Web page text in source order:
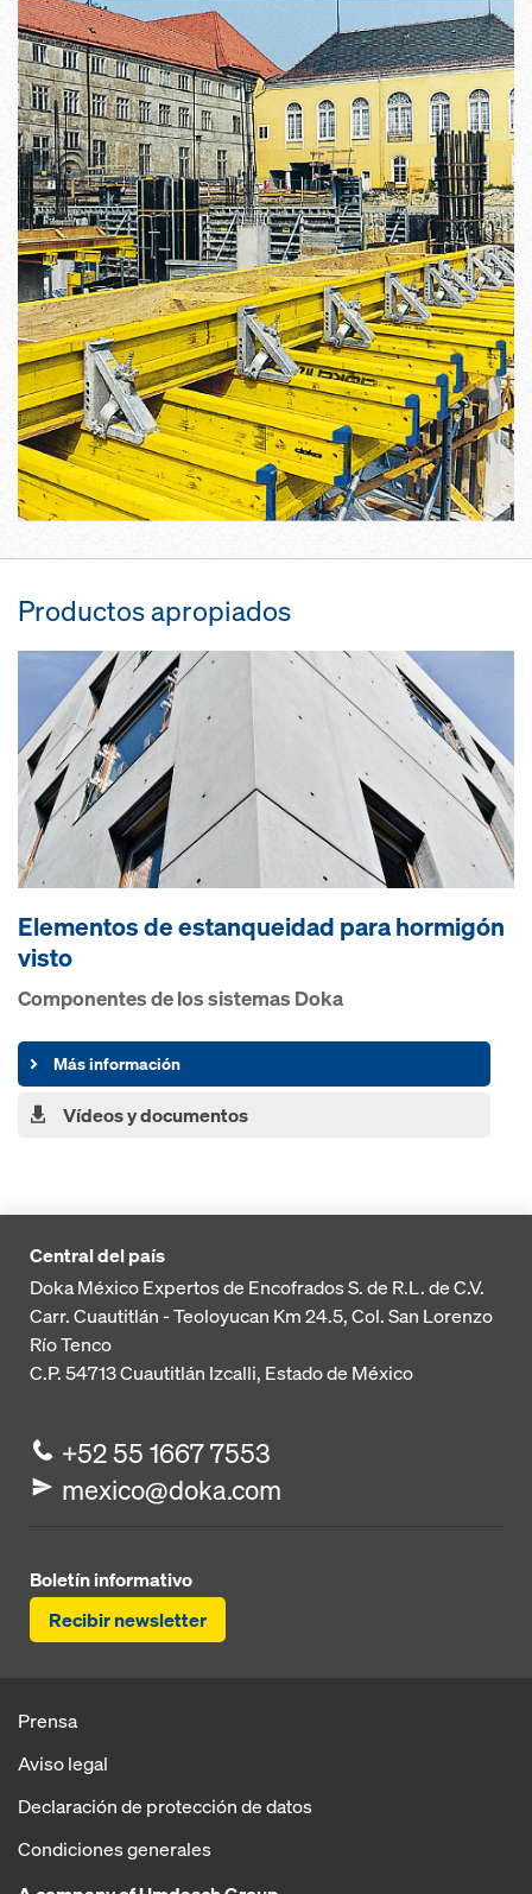
Productos apropiados
Elementos de estanqueidad para hormigón
visto
Componentes de los sistemas Doka
Más información
Vídeos y documentos
Central del país
Doka México Expertos de Encofrados S. de R.L. de C.V.
Carr. Cuautitlán - Teoloyucan Km 24.5, Col. San Lorenzo
Río Tenco
C.P. 54713Cuautitlán Izcalli, Estado de México
+52 55 1667 7553
mexico@doka.com
Boletín informativo
Recibir newsletter
Prensa
Aviso legal
Declaración de protección de datos
Condiciones generales